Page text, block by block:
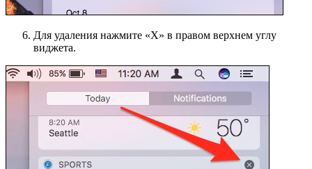
Для удаления нажмите «X» в правом верхнем углу
виджета.